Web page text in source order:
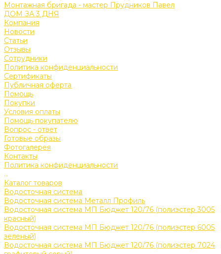
Монтажная бригада - мастер Прудников Павел
ДОМ ЗА 3 ДНЯ
Компания
Новости
Статьи
Отзывы
Сотрудники
Политика конфиденциальности
Сертификаты
Публичная оферта
Помощь
Покупки
Условия оплаты
Помощь покупателю
Вопрос - ответ
Готовые образы
Фотогалерея
Контакты
Политика конфиденциальности
...
Каталог товаров
Водосточная система
Водосточная система Металл Профиль
Водосточная система МП Бюджет 120/76 (полиэстер 3005
красный)
Водосточная система МП Бюджет 120/76 (полиэстер 6005
зеленый)
Водосточная система МП Бюджет 120/76 (полиэстер 7024